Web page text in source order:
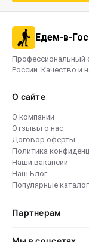
Едем-в-
Профессиональный
России. Качество и
О сайте
О компании
Отзывы о нас
Договор оферты
Политика
Наши вакансии
Наш Блог
Популярные
Партнерам